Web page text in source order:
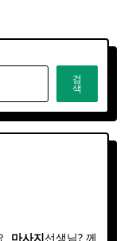
검
색
마사지선생님? 께